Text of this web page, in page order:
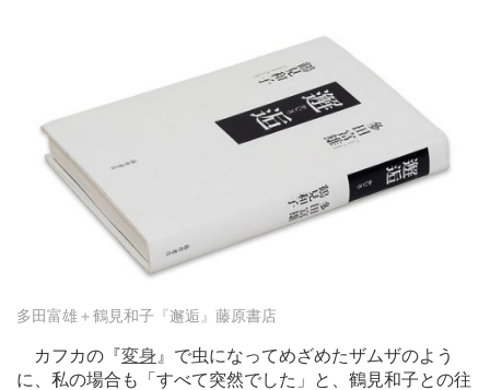
多田富雄＋鶴見和子『邂逅』藤原書店
カフカの『変身 』で虫になってめざめたザムザのよう
に、私の場合も「すべて突然でした」と、鶴見和子との往